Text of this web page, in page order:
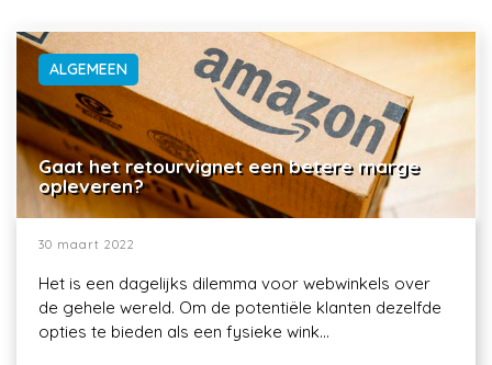
ALGEMEEN
Gaat het retourvignet een betere marge
opleveren?
30 maart 2022
Het is een dagelijks dilemma voor webwinkels over
de gehele wereld. Om de potentiële klanten dezelfde
opties te bieden als een fysieke wink...